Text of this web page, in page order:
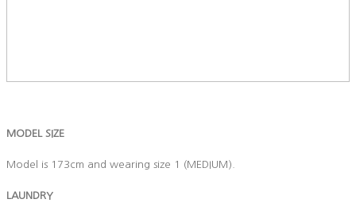
MODEL SIZE
Model is 173cm and wearing size 1 (MEDIUM).
LAUNDRY